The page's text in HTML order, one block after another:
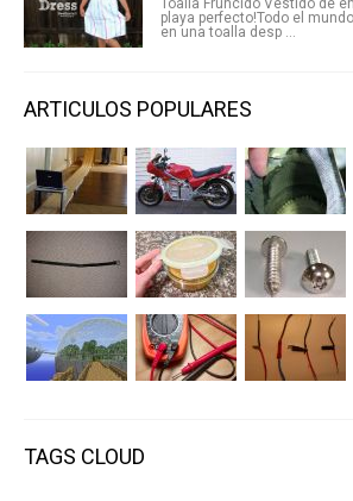
Toalla Fruncido Vestido de
playa perfecto!Todo el
en una toalla desp ...
ARTICULOS POPULARES
TAGS CLOUD